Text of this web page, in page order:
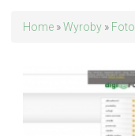
Home »Wyroby »